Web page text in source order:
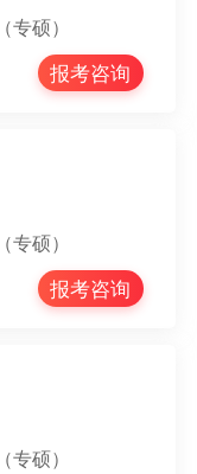
硕）
报考咨询
硕）
报考咨询
硕）